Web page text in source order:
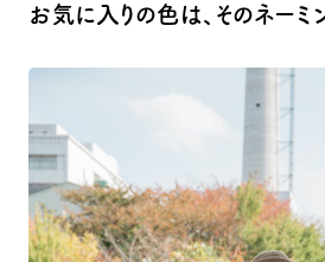
お気に入りの色は、そのネーミ